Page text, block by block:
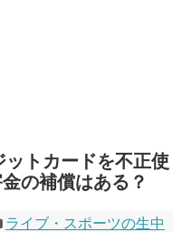
トカードを不正使
の補償はある？
ライブ・スポーツの生中